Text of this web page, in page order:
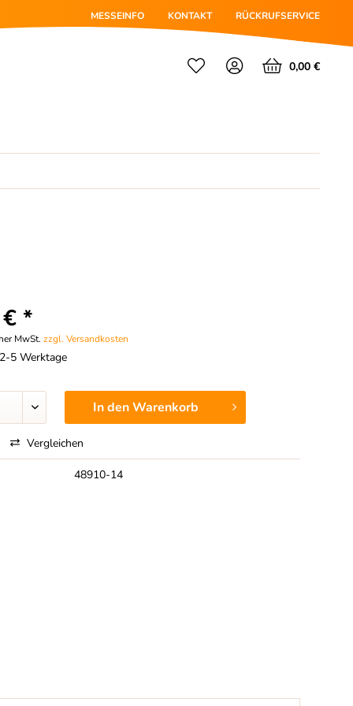
MESSEINFO KONTAKT RÜCKRUFSERVICE
0,00 €
*
MwSt.zzgl. Versandkosten
5 Werktage
In denWarenkorb
Vergleichen
48910-14